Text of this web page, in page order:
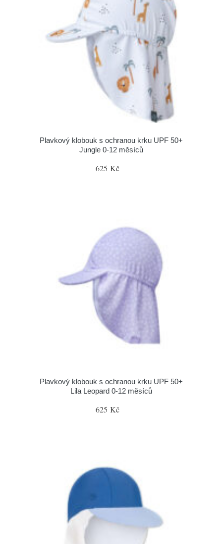
Plavkový klobouk s ochranou krku UPF 50+
Jungle 0-12 měsíců
625 Kč
Plavkový klobouk s ochranou krku UPF 50+
Lila Leopard 0-12 měsíců
625 Kč